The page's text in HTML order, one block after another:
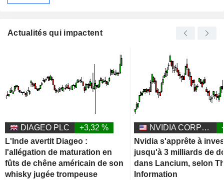
Actualités qui impactent
DIAGEO PLC
+3,32 %
L'Inde avertit Diageo :
l'allégation de maturation en
fûts de chêne américain de son
whisky jugée trompeuse
NVIDIA CORPORATION
Nvidia s'apprête à
jusqu'à 3 milliards de
dans Lancium, selon
Information